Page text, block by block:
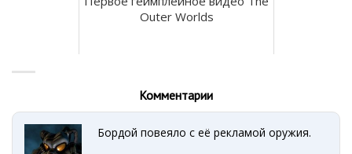
Outer Worlds
Комментарии
Бордой повеяло с её рекламой оружия.